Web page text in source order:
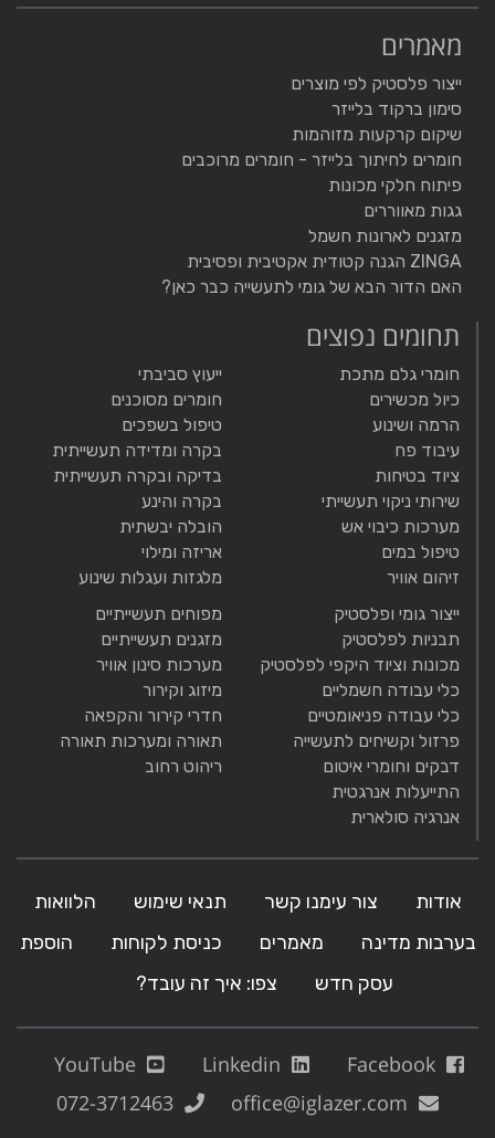
מאמרים
ייצור פלסטיק לפי מוצרים
סימון ברקוד בלייזר
שיקום קרקעות מזוהמות
חומרים לחיתוך בלייזר - חומרים מרוכבים
פיתוח חלקי מכונות
גגות מאווררים
מזגנים לארונות חשמל
ZINGA הגנה קטודית אקטיבית ופסיבית
האם הדור הבא של גומי לתעשייה כבר כאן?
תחומים נפוצים
חומרי גלם מתכת
כיול מכשירים
הרמה ושינוע
עיבוד פח
ציוד בטיחות
שירותי ניקוי תעשייתי
מערכות כיבוי אש
טיפול במים
זיהום אוויר
ייעוץ סביבתי
חומרים מסוכנים
טיפול בשפכים
בקרה ומדידה תעשייתית
בדיקה ובקרה תעשייתית
בקרה והינע
הובלה יבשתית
אריזה ומילוי
מלגזות ועגלות שינוע
ייצור גומי ופלסטיק
תבניות לפלסטיק
מכונות וציוד היקפי לפלסטיק
כלי עבודה חשמליים
כלי עבודה פניאומטיים
פרזול וקשיחים לתעשייה
דבקים וחומרי איטום
התייעלות אנרגטית
אנרגיה סולארית
מפוחים תעשייתיים
מזגנים תעשייתיים
מערכות סינון אוויר
מיזוג וקירור
חדרי קירור והקפאה
תאורה ומערכות תאורה
ריהוט רחוב
אודות צור עימנו קשר תנאי שימוש
הלוואות
בערבות מדינה
מאמרים כניסת לקוחות
הוספת
עסק חדש
צפו: איך זה עובד?
Facebook